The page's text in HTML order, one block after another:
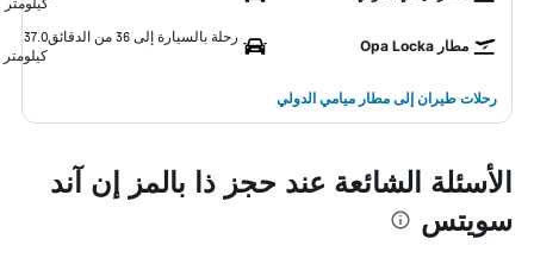
مطار Opa Locka
رحلة بالسيارة إلى 36 من الدقائق
37.0
كيلومتر
رحلات طيران إلى مطار ميامي الدولي
الأسئلة الشائعة عند حجز ذا بالمز إن آند
سويتس